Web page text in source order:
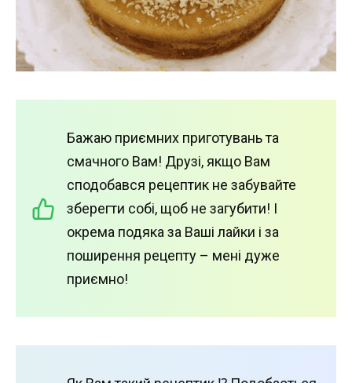
Бажаю приємних приготувань та
смачного Вам! Друзі, якщо Вам
сподобався рецептик не забувайте
зберегти собі, щоб не загубити! І
окрема подяка за Ваші лайки і за
поширення рецепту – мені дуже
приємно!